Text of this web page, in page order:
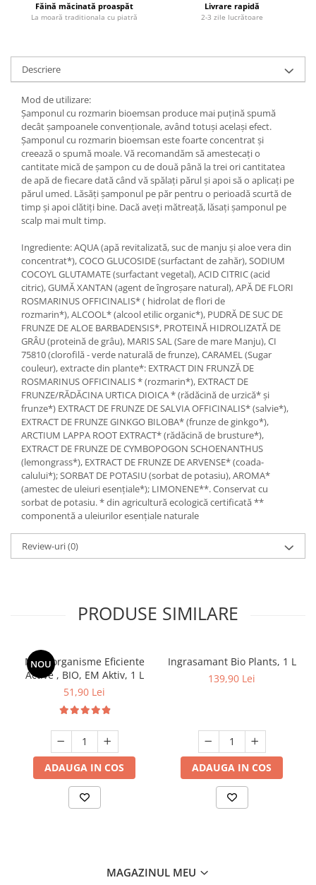
Făină măcinată proaspăt
La moară traditionala cu piatră
Livrare rapidă
2-3 zile lucrătoare
Descriere
Mod de utilizare:
Șamponul cu rozmarin bioemsan produce mai puțină spumă
decât șampoanele convenționale, având totuși același efect.
Șamponul cu rozmarin bioemsan este foarte concentrat și
creează o spumă moale. Vă recomandăm să amestecați o
cantitate mică de șampon cu de două până la trei ori cantitatea
de apă de fiecare dată când vă spălați părul și apoi să o aplicați pe
părul umed. Lăsăți șamponul pe păr pentru o perioadă scurtă de
timp și apoi clătiți bine. Dacă aveți mătreață, lăsați șamponul pe
scalp mai mult timp.
Ingrediente: AQUA (apă revitalizată, suc de manju și aloe vera din
concentrat*), COCO GLUCOSIDE (surfactant de zahăr), SODIUM
COCOYL GLUTAMATE (surfactant vegetal), ACID CITRIC (acid
citric), GUMĂ XANTAN (agent de îngroșare natural), APĂ DE FLORI
ROSMARINUS OFFICINALIS* ( hidrolat de flori de
rozmarin*), ALCOOL* (alcool etilic organic*), PUDRĂ DE SUC DE
FRUNZE DE ALOE BARBADENSIS*, PROTEINĂ HIDROLIZATĂ DE
GRÂU (proteină de grâu), MARIS SAL (Sare de mare Manju), CI
75810 (clorofilă - verde naturală de frunze), CARAMEL (Sugar
couleur), extracte din plante*: EXTRACT DIN FRUNZĂ DE
ROSMARINUS OFFICINALIS * (rozmarin*), EXTRACT DE
FRUNZE/RĂDĂCINA URTICA DIOICA * (rădăcină de urzică* și
frunze*) EXTRACT DE FRUNZE DE SALVIA OFFICINALIS* (salvie*),
EXTRACT DE FRUNZE GINKGO BILOBA* (frunze de ginkgo*),
ARCTIUM LAPPA ROOT EXTRACT* (rădăcină de brusture*),
EXTRACT DE FRUNZE DE CYMBOPOGON SCHOENANTHUS
(lemongrass*), EXTRACT DE FRUNZE DE ARVENSE* (coada-
calului*); SORBAT DE POTASIU (sorbat de potasiu), AROMA*
(amestec de uleiuri esențiale*); LIMONENE**. Conservat cu
sorbat de potasiu. * din agricultură ecologică certificată **
componentă a uleiurilor esențiale naturale
Review-uri(0)
PRODUSE SIMILARE
NOU
Microorganisme Eficiente
Active , BIO, EM Aktiv, 1 L
51,90 Lei
ADAUGA IN COS
Ingrasamant Bio Plants, 1 L
139,90 Lei
ADAUGA IN COS
MAGAZINUL MEU